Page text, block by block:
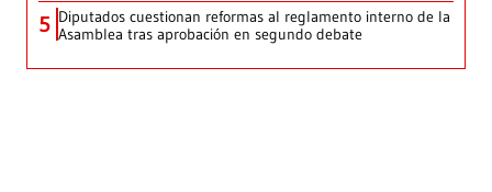
5 Diputados cuestionan reformas al reglamento interno de la
Asamblea tras aprobación en segundo debate